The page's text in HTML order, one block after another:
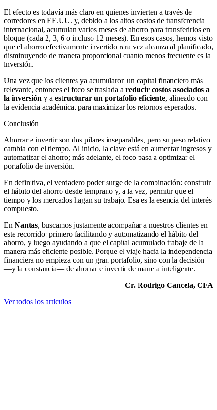
El efecto es todavía más claro en quienes invierten a través de
corredores en EE.UU. y, debido a los altos costos de transferencia
internacional, acumulan varios meses de ahorro para transferirlos en
bloque (cada 2, 3, 6 o incluso 12 meses). En esos casos, hemos visto
que el ahorro efectivamente invertido rara vez alcanza al planificado,
disminuyendo de manera proporcional cuanto menos frecuente es la
inversión.
Una vez que los clientes ya acumularon un capital financiero más
relevante, entonces el foco se traslada a reducir costos asociados a
la inversión y a estructurar un portafolio eficiente, alineado con
la evidencia académica, para maximizar los retornos esperados.
Conclusión
Ahorrar e invertir son dos pilares inseparables, pero su peso relativo
cambia con el tiempo. Al inicio, la clave está en aumentar ingresos y
automatizar el ahorro; más adelante, el foco pasa a optimizar el
portafolio de inversión.
En definitiva, el verdadero poder surge de la combinación: construir
el hábito del ahorro desde temprano y, a la vez, permitir que el
tiempo y los mercados hagan su trabajo. Esa es la esencia del interés
compuesto.
En Nantas, buscamos justamente acompañar a nuestros clientes en
este recorrido: primero facilitando y automatizando el hábito del
ahorro, y luego ayudando a que el capital acumulado trabaje de la
manera más eficiente posible. Porque el viaje hacia la independencia
financiera no empieza con un gran portafolio, sino con la decisión
—y la constancia— de ahorrar e invertir de manera inteligente.
Cr. Rodrigo Cancela, CFA
Ver todos los artículos